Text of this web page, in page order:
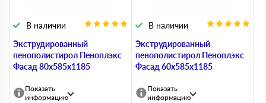
Экструдированный
пенополистирол Пеноплэкс
Фасад 80х585х1185
В наличии
Показать
информацию
Экструдированный
пенополистирол Пеноплэкс
Фасад 60х585х1185
В наличии
Показать
информацию